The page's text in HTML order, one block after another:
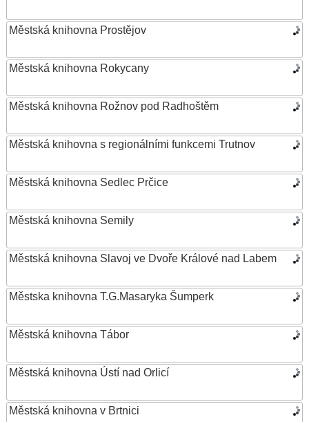
Městská knihovna Prostějov
Městská knihovna Rokycany
Městská knihovna Rožnov pod Radhoštěm
Městská knihovna s regionálními funkcemi Trutnov
Městská knihovna Sedlec Prčice
Městská knihovna Semily
Městská knihovna Slavoj ve Dvoře Králové nad Labem
Městska knihovna T.G.Masaryka Šumperk
Městská knihovna Tábor
Městská knihovna Ústí nad Orlicí
Městská knihovna v Brtnici